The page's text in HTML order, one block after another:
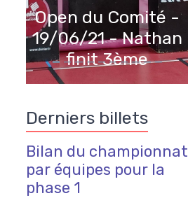
Open du Comité -
19/06/21 - Nathan
finit 3ème
Derniers billets
Bilan du championnat
par équipes pour la
phase 1